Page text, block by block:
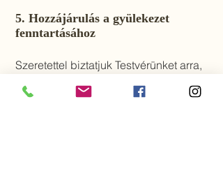
5. Hozzájárulás a gyülekezet
fenntartásához
Szeretettel biztatjuk Testvérünket arra,
hogy járuljon hozzá gyülekezetünk
életéhez, fenntartásához.